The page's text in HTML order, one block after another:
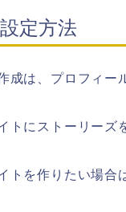
定方法
成は、プロフィー
トにストーリーズ
トを作りたい場合